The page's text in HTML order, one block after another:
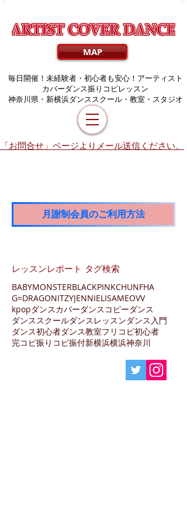
「お問合せ」ページよりメール送信ください。
毎日開催！未経験者・初心者も安心！アーティスト
カバーダンス振りコピレッスン
​神奈川県・新横浜ダンススクール・教室・スタジオ
MAP
月謝制会員のご利用方法
レッスンレポート タグ検索
BABYMONSTERBLACKPINKCHUNFHA
G=DRAGONITZYJENNIELISAMEOVV
kpopダンスカバーダンス コピーダンス
ダンススクールダンスレッスンダンス入門
ダンス初心者ダンス教室フリコピ初心者
完コピ振りコピ振付新横浜横浜神奈川